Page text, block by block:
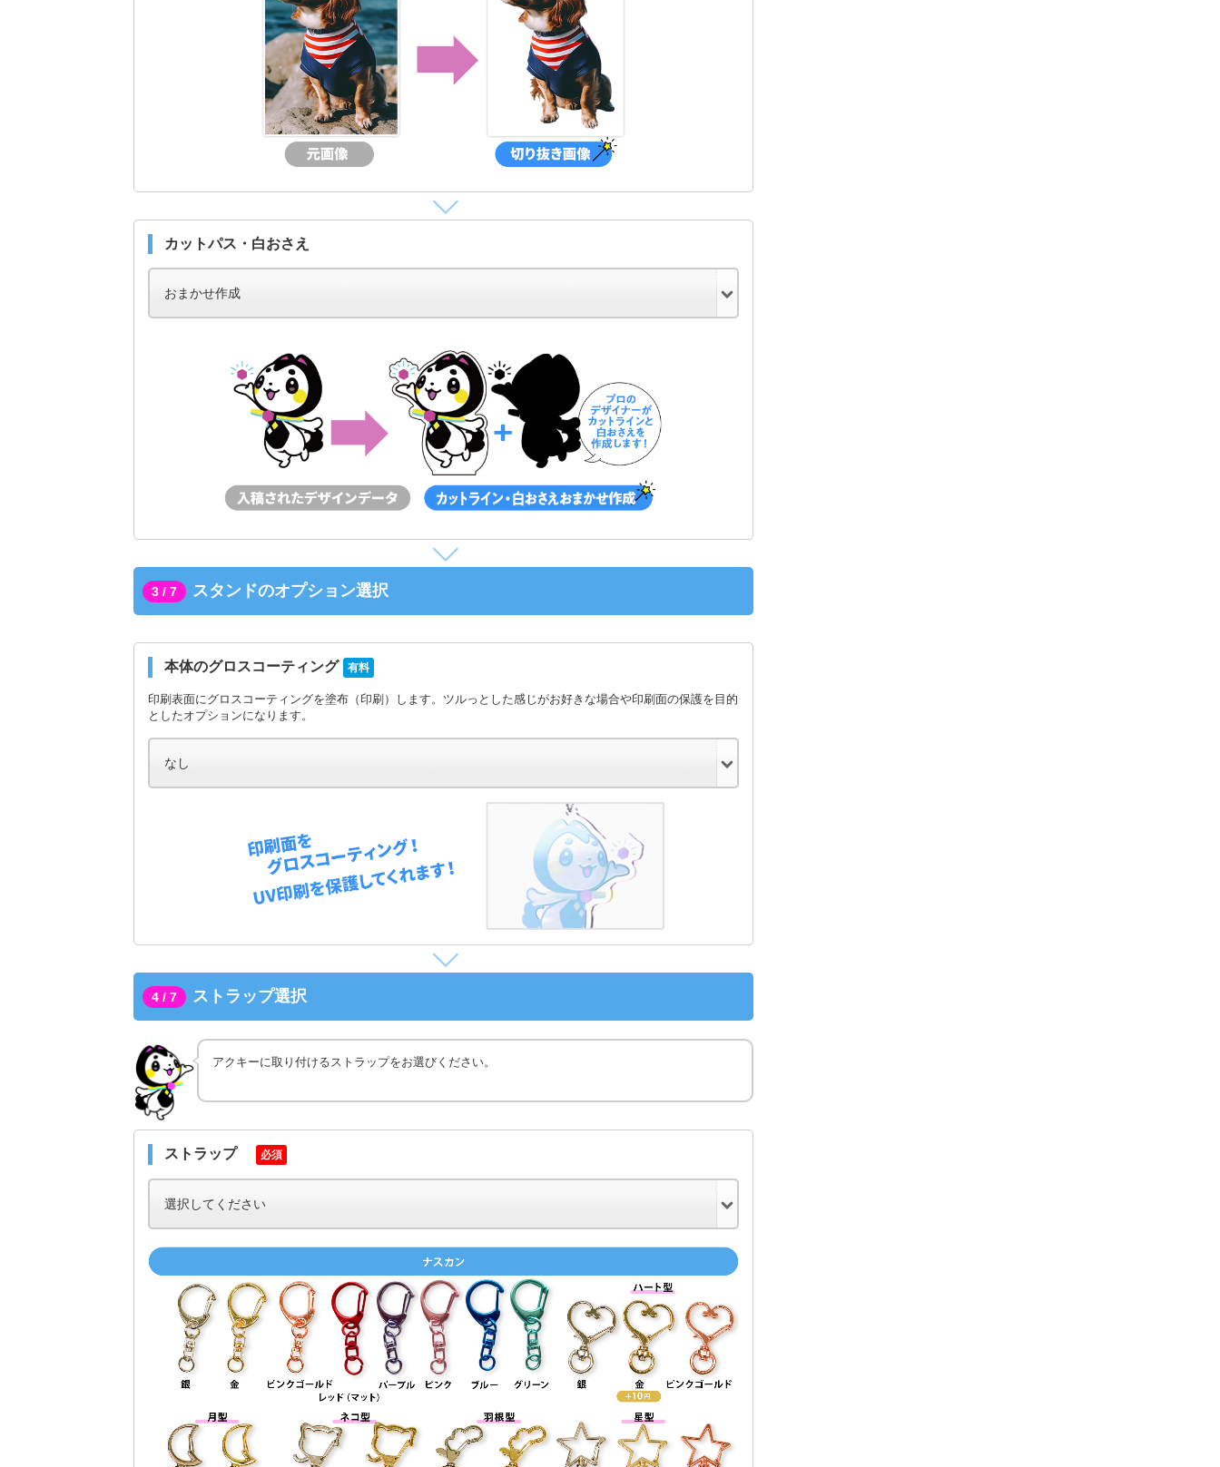
カットパス・白おさえ
3 / 7 スタンドのオプション選択
本体のグロスコーティング 有料
印刷表面にグロスコーティングを塗布（印刷）します。ツルっとした感じがお好きな場合や印刷面の保護を目的
としたオプションになります。
4 / 7 ストラップ選択
アクキーに取り付けるストラップをお選びください。
ストラップ 必須